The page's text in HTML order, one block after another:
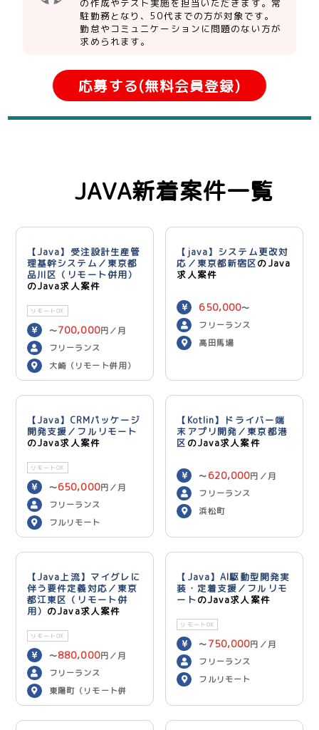
の作成やテスト実施を担当いただきます。常
駐勤務となり、50代までの方が対象です。
勤怠やコミュニケーションに問題のない方が
求められます。
応募する(無料会員登録)
JAVA新着案件一覧
【Java】受注設計生産管
理基幹システム／東京都
品川区（リモート併用）
のJava求人案件
リモートOK
〜700,000円／月
フリーランス
大崎（リモート併用）
【java】システム更改対
応／東京都新宿区のJava
求人案件
650,000〜
750,000 円／月
フリーランス
高田馬場
【Java】CRMパッケージ
開発支援／フルリモート
のJava求人案件
リモートOK
〜650,000円／月
フリーランス
フルリモート
【Kotlin】ドライバー端
末アプリ開発／東京都港
区 のJava求人案件
〜 620,000円／月
フリーランス
浜松町
【Java上流】マイグレに
伴う要件定義対応／東京
都江東区（リモート併
用） のJava求人案件
リモートOK
〜880,000円／月
フリーランス
東陽町（リモート併
用）
【Java】AI駆動型開発実
装・定着支援／フルリモ
ートのJava求人案件
リモートOK
〜 750,000円／月
フリーランス
フルリモート